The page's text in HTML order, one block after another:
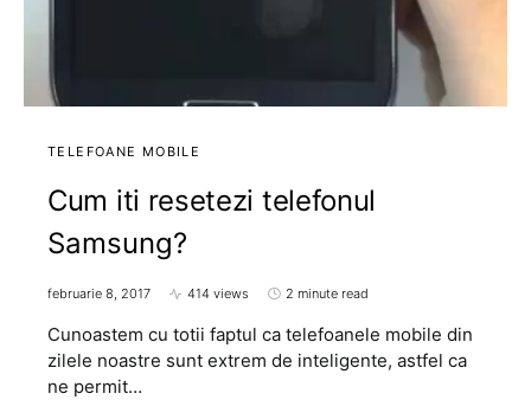
TELEFOANE MOBILE
Cum iti resetezi telefonul
Samsung?
februarie 8, 2017 414 views 2 minute read
Cunoastem cu totii faptul ca telefoanele mobile din
zilele noastre sunt extrem de inteligente, astfel ca
ne permit…